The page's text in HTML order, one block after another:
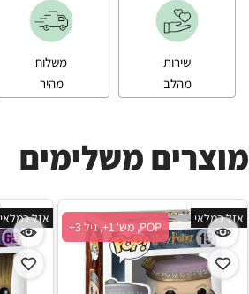
שירות
מהלב
משלוח
מהיר
מוצרים משלימים
אזל במלאי
POP, מש' 1+, גיל 3+
אזל במלאי